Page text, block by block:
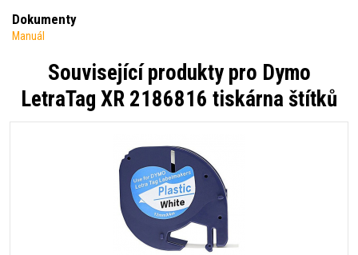
Dokumenty
Manuál
Související produkty pro Dymo
LetraTag XR 2186816 tiskárna štítků